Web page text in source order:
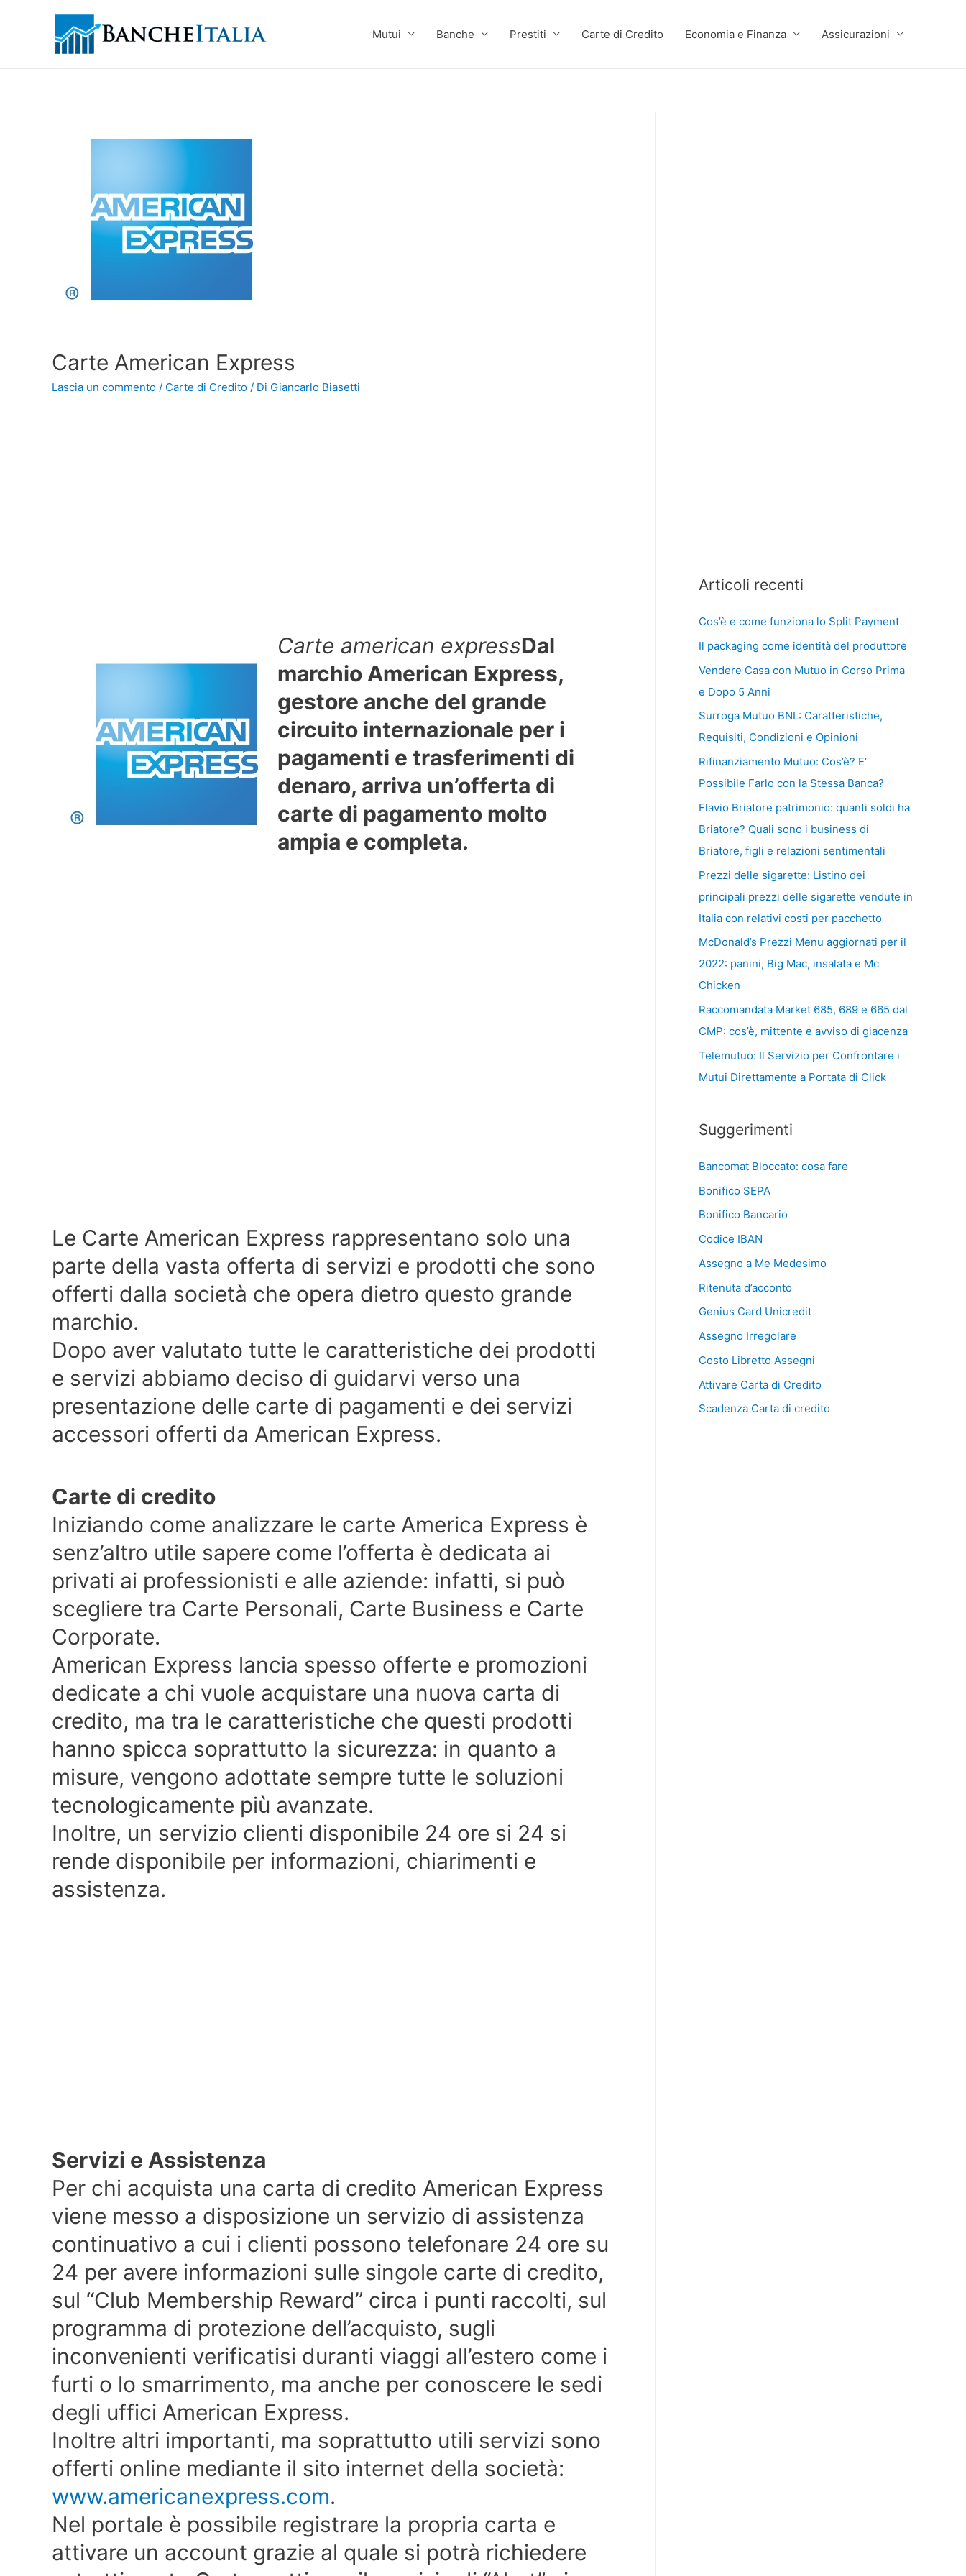
Mutui Banche Prestiti Carte di Credito Economia e Finanza Assicurazioni
Carte American Express
Lascia un commento / Carte di Credito / Di Giancarlo Biasetti
Carte american expressDal
marchio American Express,
gestore anche del grande
circuito internazionale per i
pagamenti e trasferimenti di
denaro, arriva un’offerta di
carte di pagamento molto
ampia e completa.
Le Carte American Express rappresentano solo una
parte della vasta offerta di servizi e prodotti che sono
offerti dalla società che opera dietro questo grande
marchio.
Dopo aver valutato tutte le caratteristiche dei prodotti
e servizi abbiamo deciso di guidarvi verso una
presentazione delle carte di pagamenti e dei servizi
accessori offerti da American Express.
Carte di credito
Iniziando come analizzare le carte America Express è
senz’altro utile sapere come l’offerta è dedicata ai
privati ai professionisti e alle aziende: infatti, si può
scegliere tra Carte Personali, Carte Business e Carte
Corporate.
American Express lancia spesso offerte e promozioni
dedicate a chi vuole acquistare una nuova carta di
credito, ma tra le caratteristiche che questi prodotti
hanno spicca soprattutto la sicurezza: in quanto a
misure, vengono adottate sempre tutte le soluzioni
tecnologicamente più avanzate.
Inoltre, un servizio clienti disponibile 24 ore si 24 si
rende disponibile per informazioni, chiarimenti e
assistenza.
Servizi e Assistenza
Per chi acquista una carta di credito American Express
viene messo a disposizione un servizio di assistenza
continuativo a cui i clienti possono telefonare 24 ore su
24 per avere informazioni sulle singole carte di credito,
sul “Club Membership Reward” circa i punti raccolti, sul
programma di protezione dell’acquisto, sugli
inconvenienti verificatisi duranti viaggi all’estero come i
furti o lo smarrimento, ma anche per conoscere le sedi
degli uffici American Express.
Inoltre altri importanti, ma soprattutto utili servizi sono
offerti online mediante il sito internet della società:
www.americanexpress.com.
Nel portale è possibile registrare la propria carta e
attivare un account grazie al quale si potrà richiedere
Articoli recenti
Cos’è e come funziona lo Split Payment
Il packaging come identità del produttore
Vendere Casa con Mutuo in Corso Prima
e Dopo 5 Anni
Surroga Mutuo BNL: Caratteristiche,
Requisiti, Condizioni e Opinioni
Rifinanziamento Mutuo: Cos’è? E’
Possibile Farlo con la Stessa Banca?
Flavio Briatore patrimonio: quanti soldi ha
Briatore? Quali sono i business di
Briatore, figli e relazioni sentimentali
Prezzi delle sigarette: Listino dei
principali prezzi delle sigarette vendute in
Italia con relativi costi per pacchetto
McDonald’s Prezzi Menu aggiornati per il
2022: panini, Big Mac, insalata e Mc
Chicken
Raccomandata Market 685, 689 e 665 dal
CMP: cos’è, mittente e avviso di giacenza
Telemutuo: Il Servizio per Confrontare i
Mutui Direttamente a Portata di Click
Suggerimenti
Bancomat Bloccato: cosa fare
Bonifico SEPA
Bonifico Bancario
Codice IBAN
Assegno a Me Medesimo
Ritenuta d’acconto
Genius Card Unicredit
Assegno Irregolare
Costo Libretto Assegni
Attivare Carta di Credito
Scadenza Carta di credito